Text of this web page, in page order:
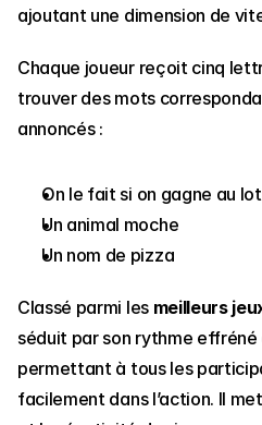
ajoutant une dimension de
Chaque joueur reçoit cinq
trouver des mots
annoncés :
On le fait si on gagne au
Un animal moche
Un nom de pizza
Classé parmi les meilleurs
séduit par son rythme
permettant à tous les
facilement dans l’action. Il